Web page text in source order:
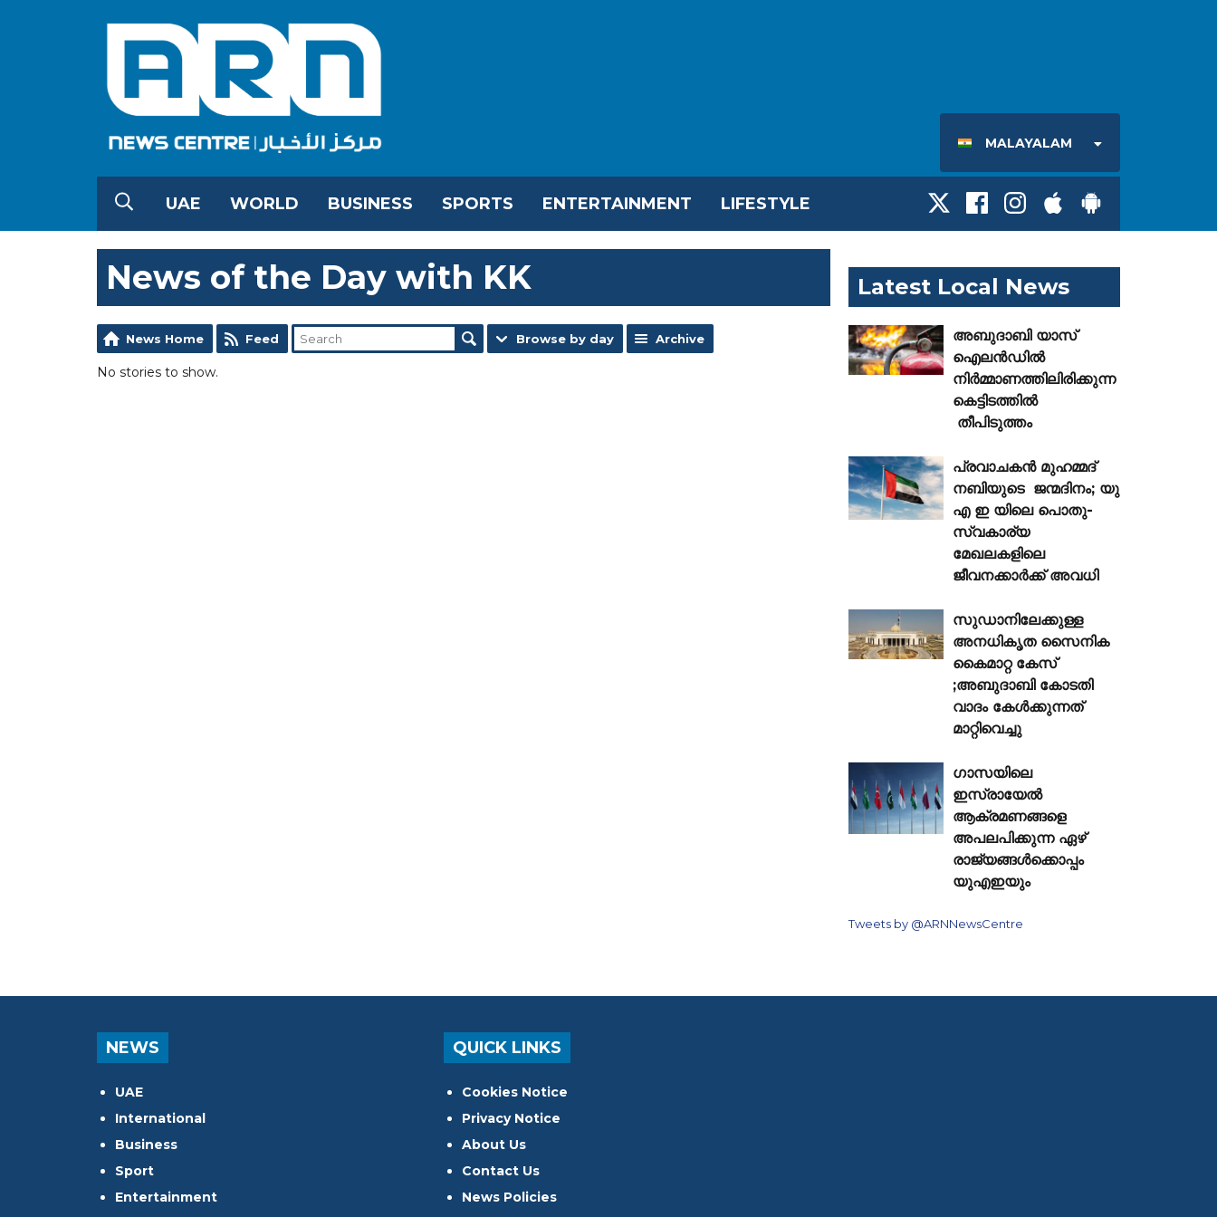
MALAYALAM
UAE WORLD BUSINESS SPORTS ENTERTAINMENT LIFESTYLE
News of the Day with KK
News Home Feed Browse by day Archive
No stories to show.
Latest Local News
അബുദാബി യാസ്
ഐലൻഡിൽ
നിർമ്മാണത്തിലിരിക്കുന്ന
കെട്ടിടത്തിൽ
തീപിടുത്തം
പ്രവാചകൻ മുഹമ്മദ്
നബിയുടെ ജന്മദിനം; യു
എ ഇ യിലെ പൊതു-
സ്വകാര്യ
മേഖലകളിലെ
ജീവനക്കാർക്ക് അവധി
സുഡാനിലേക്കുള്ള
അനധികൃത സൈനിക
കൈമാറ്റ കേസ്
;അബുദാബി കോടതി
വാദം കേൾക്കുന്നത്
മാറ്റിവെച്ചു
ഗാസയിലെ
ഇസ്രായേൽ
ആക്രമണങ്ങളെ
അപലപിക്കുന്ന ഏഴ്
രാജ്യങ്ങൾക്കൊപ്പം
യുഎഇയും
Tweets by @ARNNewsCentre
NEWS
UAE
International
Business
Sport
Entertainment
QUICK LINKS
Cookies Notice
Privacy Notice
About Us
Contact Us
News Policies